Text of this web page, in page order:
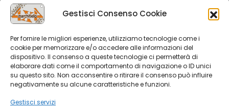
Gestisci Consenso Cookie
Per fornire le migliori esperienze, utilizziamo tecnologie come i
cookie per memorizzare e/o accedere alle informazioni del
dispositivo. Il consenso a queste tecnologie ci permetterà di
elaborare dati come il comportamento di navigazione o ID unici
su questo sito. Non acconsentire o ritirare il consenso può influire
negativamente su alcune caratteristiche e funzioni.
Gestisci servizi
Termini e Condizioni
Privacy Policy
Cookie Policy (UE)
SHOP
Shop
My account